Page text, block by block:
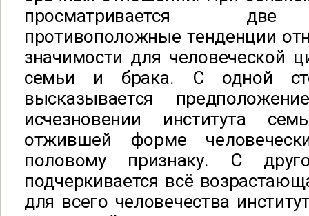
просматривается две
противоположные тенденции
значимости для человеческой
семьи и брака. С одной
высказывается
исчезновении института
отжившей форме
половому признаку. С
подчеркивается всё
для всего человечества